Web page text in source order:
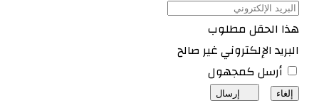
هذا الحقل مطلوب
البريد الإلكتروني غير صالح
أرسل كمجهول
إلغاء إرسال